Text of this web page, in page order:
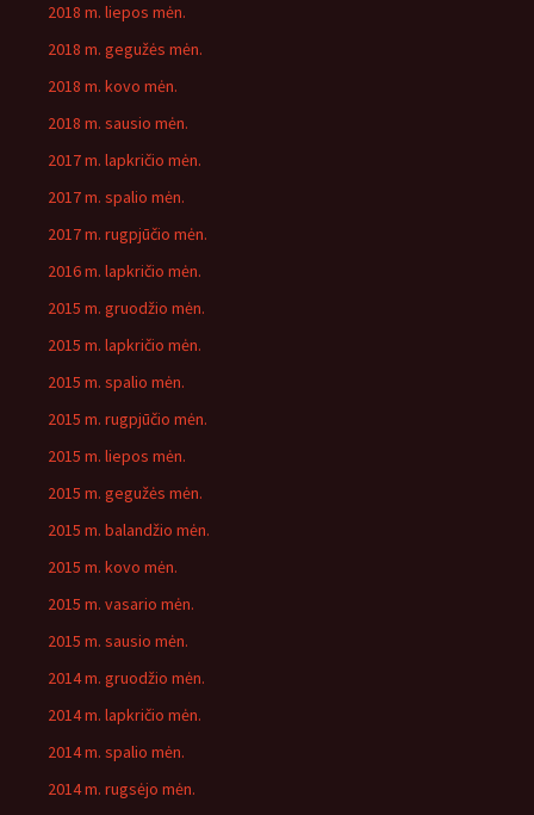
2018 m. liepos mėn.
2018 m. gegužės mėn.
2018 m. kovo mėn.
2018 m. sausio mėn.
2017 m. lapkričio mėn.
2017 m. spalio mėn.
2017 m. rugpjūčio mėn.
2016 m. lapkričio mėn.
2015 m. gruodžio mėn.
2015 m. lapkričio mėn.
2015 m. spalio mėn.
2015 m. rugpjūčio mėn.
2015 m. liepos mėn.
2015 m. gegužės mėn.
2015 m. balandžio mėn.
2015 m. kovo mėn.
2015 m. vasario mėn.
2015 m. sausio mėn.
2014 m. gruodžio mėn.
2014 m. lapkričio mėn.
2014 m. spalio mėn.
2014 m. rugsėjo mėn.